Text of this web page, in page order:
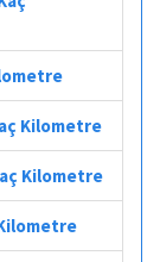
Kilometre
Kilometre